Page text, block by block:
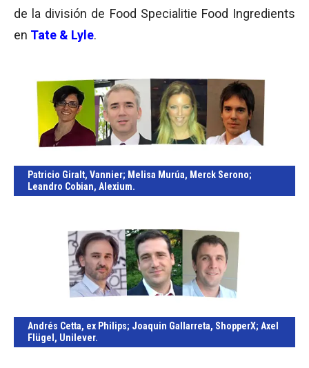
de la división de Food Specialitie Food Ingredients
en Tate & Lyle.
Patricio Giralt, Vannier; Melisa Murúa, Merck Serono;
Leandro Cobian, Alexium.
Andrés Cetta, ex Philips; Joaquin Gallarreta, ShopperX; Axel
Flügel , Unilever.